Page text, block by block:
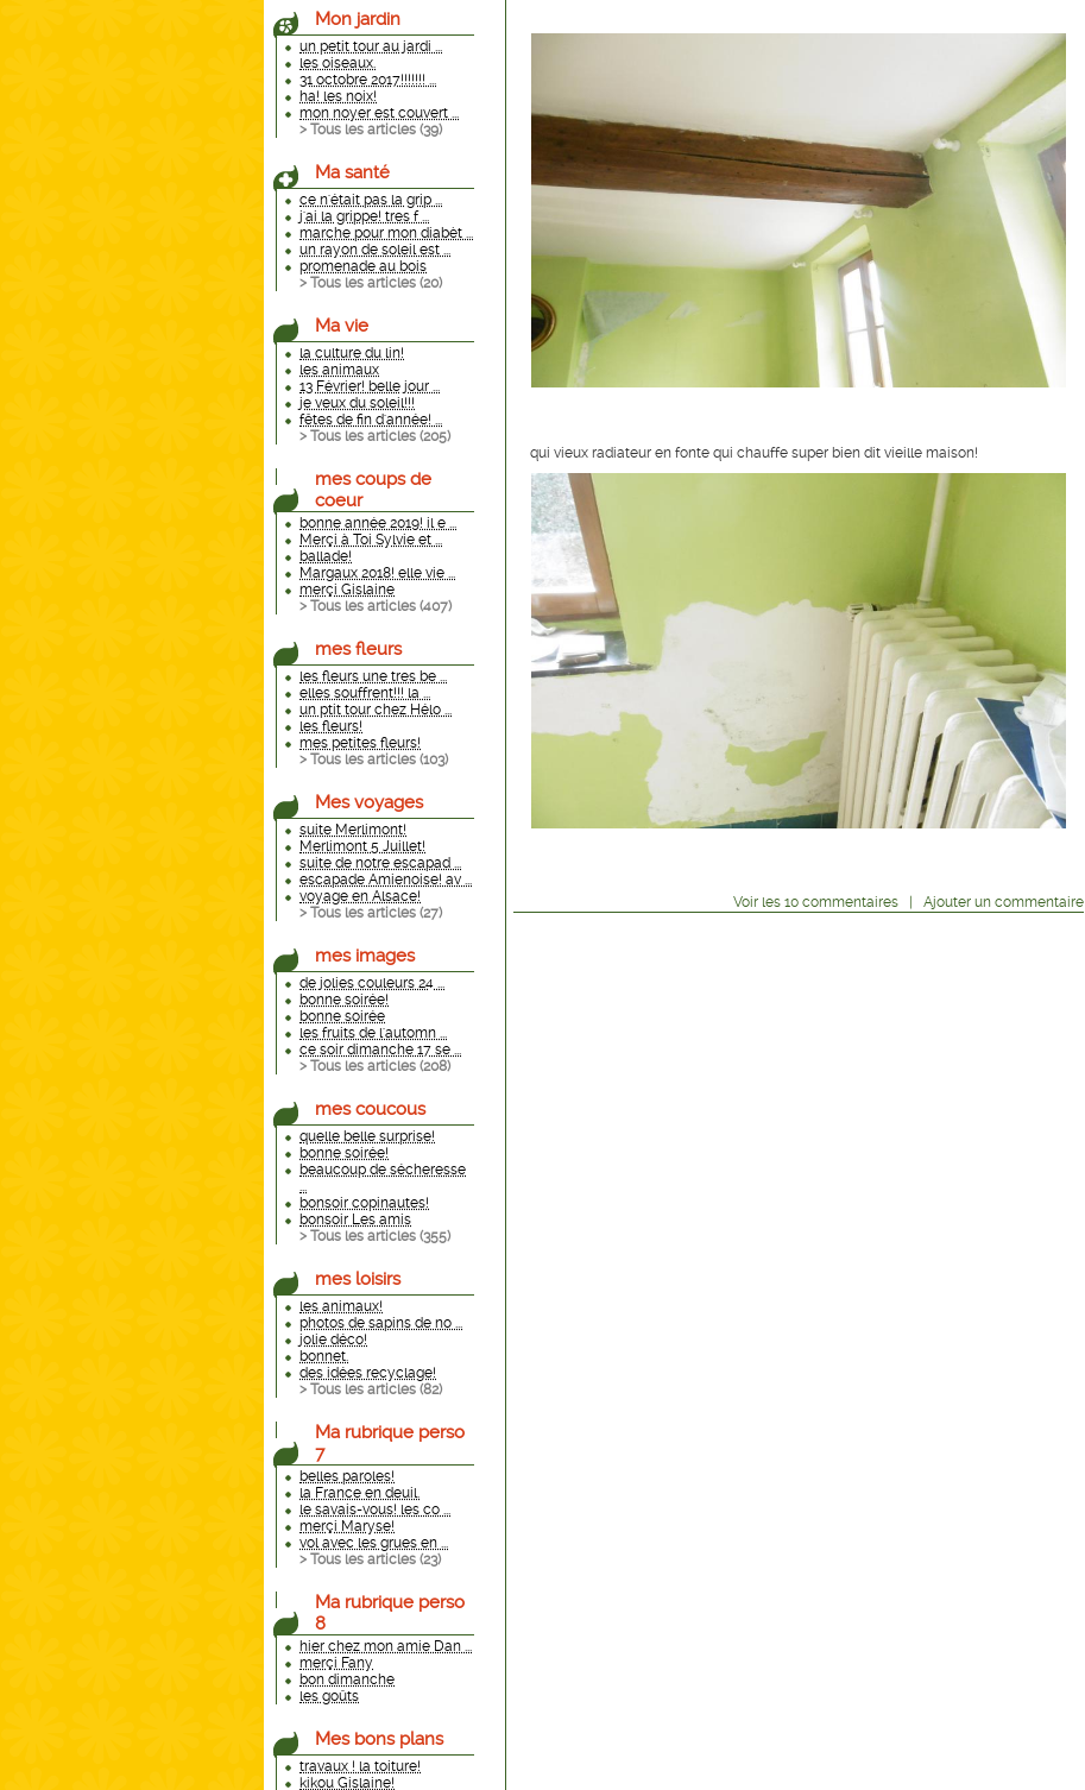
Mon jardin
un petit tour au jardi ...
les oiseaux.
31 octobre 2017!!!!!!! ...
ha! les noix!
mon noyer est couvert ...
> Tous les articles (39)
Ma santé
ce n'était pas la grip ...
j'ai la grippe! tres f ...
marche pour mon diabèt ...
un rayon de soleil est ...
promenade au bois
> Tous les articles (20)
Ma vie
la culture du lin!
les animaux
13 Février! belle jour ...
je veux du soleil!!!
fêtes de fin d'année! ...
> Tous les articles (205)
mes coups de
coeur
bonne année 2019! il e ...
Merçi à Toi Sylvie et ...
ballade!
Margaux 2018! elle vie ...
merçi Gislaine
> Tous les articles (407)
mes fleurs
les fleurs une tres be ...
elles souffrent!!! la ...
un ptit tour chez Hélo ...
les fleurs!
mes petites fleurs!
> Tous les articles (103)
Mes voyages
suite Merlimont!
Merlimont 5 Juillet!
suite de notre escapad ...
escapade Amienoise! av ...
voyage en Alsace!
> Tous les articles (27)
mes images
de jolies couleurs 24 ...
bonne soirée!
bonne soirée
les fruits de l'automn ...
ce soir dimanche 17 se ...
> Tous les articles (208)
mes coucous
quelle belle surprise!
bonne soirée!
beaucoup de sécheresse
...
bonsoir copinautes!
bonsoir Les amis
> Tous les articles (355)
mes loisirs
les animaux!
photos de sapins de no ...
jolie déco!
bonnet.
des idées recyclage!
> Tous les articles (82)
Ma rubrique perso
7
belles paroles!
la France en deuil.
le savais-vous! les co ...
merçi Maryse!
vol avec les grues en ...
> Tous les articles (23)
Ma rubrique perso
8
hier chez mon amie Dan ...
merçi Fany
bon dimanche
les goûts
Mes bons plans
travaux ! la toiture!
kikou Gislaine!
qui vieux radiateur en fonte qui chauffe super bien dit vieille maison!
Voir les 10 commentaires Ajouter un commentaire